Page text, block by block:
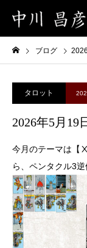
ブログ
タロット
2026年5月
今月のテーマは【
ら、ペンタクル3